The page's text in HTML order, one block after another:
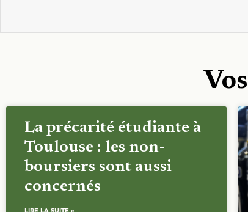
La précarité étudiante à
Toulouse : les non-
boursiers sont aussi
concernés
LIRE LA SUITE »